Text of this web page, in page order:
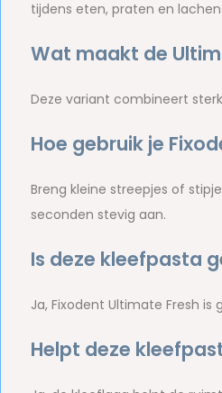
tijdens eten, praten en lachen.
Wat maakt de
Deze variant combineert
Hoe gebruik je
Breng kleine streepjes of
seconden stevig aan.
Is deze kleefpasta
Ja, Fixodent Ultimate Fresh
Helpt deze